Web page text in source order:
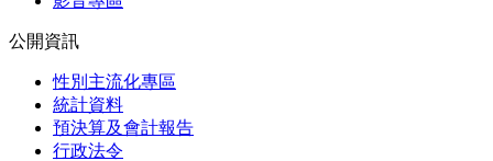
公開資訊
性別主流化專區
統計資料
預決算及會計報告
行政法令